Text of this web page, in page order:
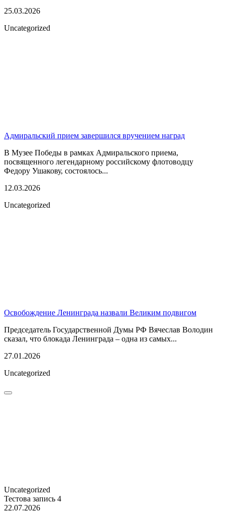
25.03.2026
Uncategorized
Адмиральский прием завершился вручением наград
В Музее Победы в рамках Адмиральского приема,
посвященного легендарному российскому флотоводцу
Федору Ушакову, состоялось...
12.03.2026
Uncategorized
Освобождение Ленинграда назвали Великим подвигом
Председатель Государственной Думы РФ Вячеслав Володин
сказал, что блокада Ленинграда – одна из самых...
27.01.2026
Uncategorized
Uncategorized
Тестова запись 4
22.07.2026